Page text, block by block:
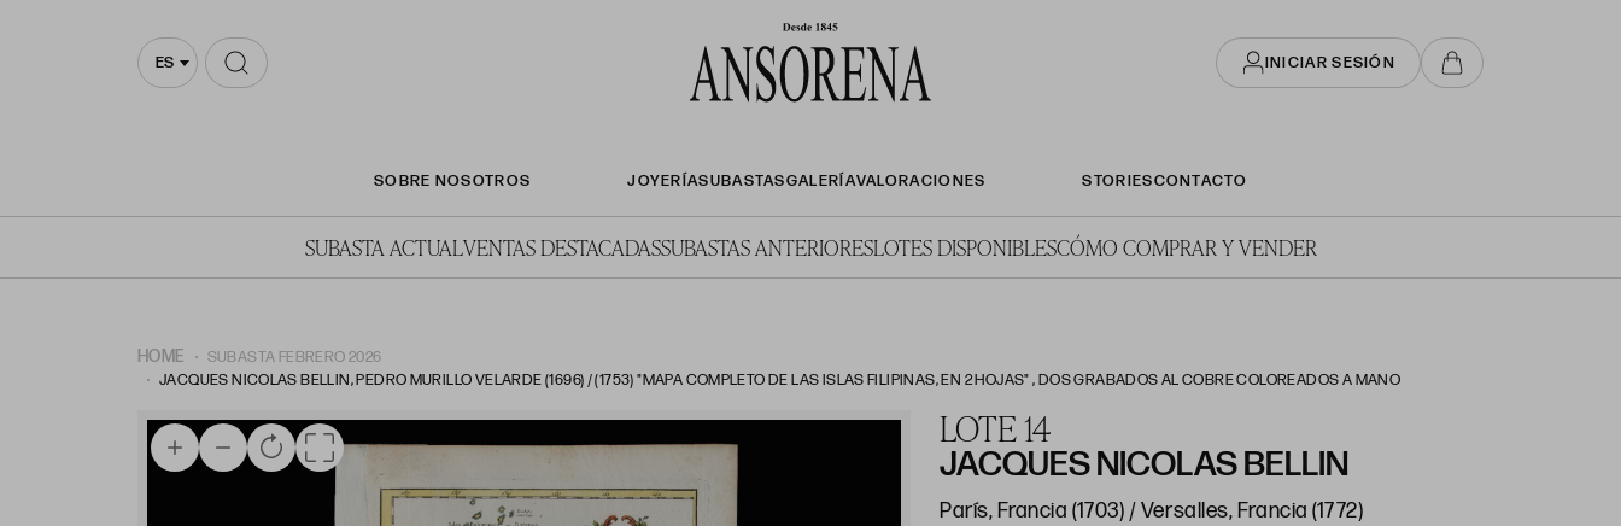
ES INICIAR SESIÓN
SOBRE NOSOTROS JOYERÍASUBASTASGALERÍAVALORACIONES STORIESCONTACTO
SUBASTA ACTUALVENTAS DESTACADASSUBASTAS ANTERIORESLOTES DISPONIBLESCÓMO COMPRAR Y VENDER
HOME
SUBASTA FEBRERO 2026
JACQUES NICOLAS BELLIN, PEDRO MURILLO VELARDE (1696) / (1753) "MAPA COMPLETO DE LAS ISLAS FILIPINAS, EN 2 HOJAS" , DOS GRABADOS AL COBRE COLOREADOS A MANO
LOTE 14
JACQUES NICOLAS BELLIN
París, Francia (1703) / Versalles, Francia (1772)